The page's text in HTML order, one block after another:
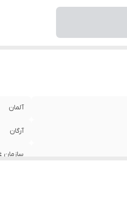
آلمان
آرگان
سازمان